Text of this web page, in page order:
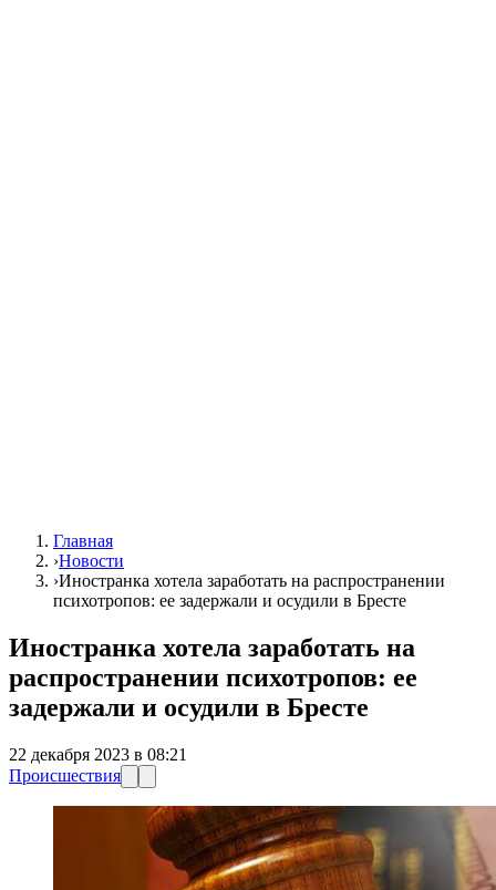
Главная
›Новости
›Иностранка хотела заработать на распространении
психотропов: ее задержали и осудили в Бресте
Иностранка хотела заработать на
распространении психотропов: ее
задержали и осудили в Бресте
22 декабря 2023 в 08:21
Происшествия